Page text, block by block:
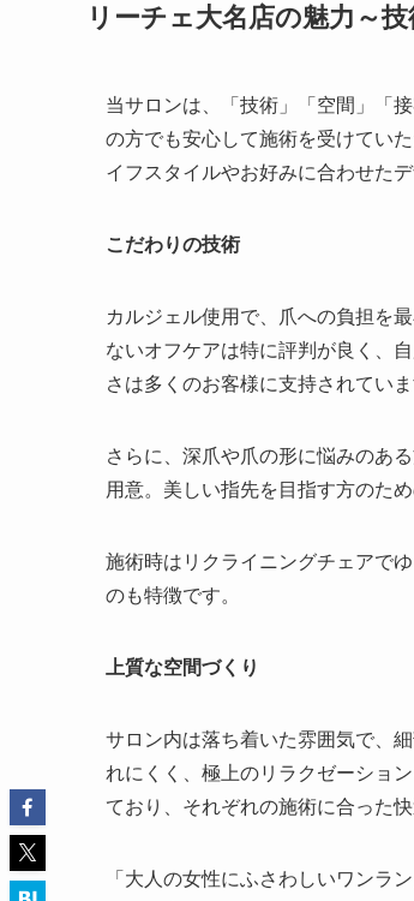
リーチェ大名店の魅力～
当サロンは、「技術」「空間」「
の方でも安心して施術を受けてい
イフスタイルやお好みに合わせた
こだわりの技術
カルジェル使用で、爪への負担を
ないオフケアは特に評判が良く、
さは多くのお客様に支持されていま
さらに、深爪や爪の形に悩みのあ
用意。美しい指先を目指す方のた
施術時はリクライニングチェアで
のも特徴です。
上質な空間づくり
サロン内は落ち着いた雰囲気で、
れにくく、極上のリラクゼーショ
ており、それぞれの施術に合った
「大人の女性にふさわしいワンラ